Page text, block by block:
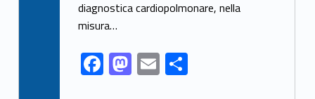
diagnostica cardiopolmonare, nella
misura…
F
ac
M
as
E
m
S